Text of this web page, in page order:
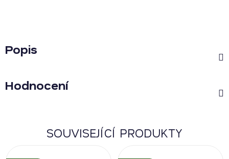
Popis
Hodnocení
SOUVISEJÍCÍ PRODUKTY